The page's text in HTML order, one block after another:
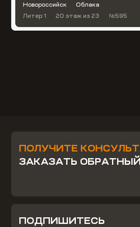
Новороссийск
Облака
Литер 1
20 этаж из 23 №595
ПОЛУЧИТЕ
ЗАКАЗАТЬ
ПОДПИШИТЕСЬ